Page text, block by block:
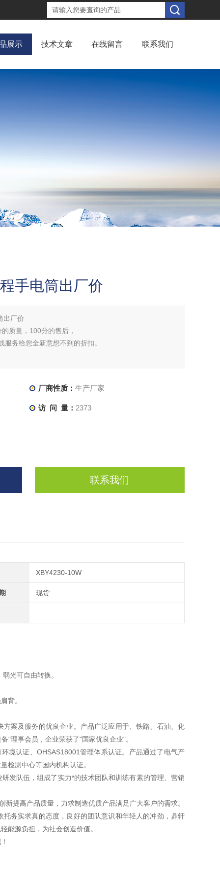
展示 技术文章 在线留言 联系我们
手电筒出厂价
出厂价
质量，100分的售后，
务给您全新意想不到的折扣。
厂商性质： 生产厂家
访 问 量： 2373
联系我们
XBY4230-10W
现货
光可自由转换。
背。
案及服务的优良企业。产品广泛应用于、铁路、石油、化
"理事会员，企业荣获了"国家优良企业"。
境认证、OHSAS18001管理体系认证。产品通过了电气产
检测中心等国内机构认证。
发队伍，组成了实力*的技术团队和训练有素的管理、营销
提高产品质量，力求制造优质产品满足广大客户的需求。
务实求真的态度，良好的团队意识和年轻人的冲劲，鼎轩
能源负担，为社会创造价值。